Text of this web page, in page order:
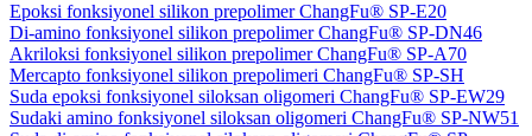
Epoksi fonksiyonel silikon prepolimer ChangFu® SP-E20
Di-amino fonksiyonel silikon prepolimer ChangFu® SP-DN46
Akriloksi fonksiyonel silikon prepolimer ChangFu® SP-A70
Mercapto fonksiyonel silikon prepolimeri ChangFu® SP-SH
Suda epoksi fonksiyonel siloksan oligomeri ChangFu® SP-EW29
Sudaki amino fonksiyonel siloksan oligomeri ChangFu® SP-NW51